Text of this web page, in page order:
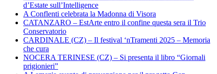
d’Estate sull’Intelligence
A Conflenti celebrata la Madonna di Visora
CATANZARO – EstArte entro il confine questa sera il Trio
Conservatorio
CARDINALE (CZ) – Il festival ‘nTramenti 2025 – Memoria
che cura
NOCERA TERINESE (CZ) – Si presenta il libro “Giornali
prigionieri”